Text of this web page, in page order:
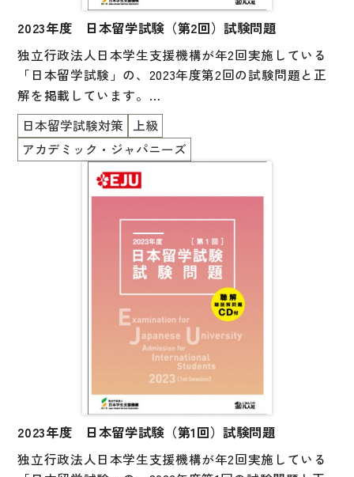
ロシア語辞典
各国語辞典
国語辞典
漢字・漢和辞典
語学・文法辞典
表現・用字用語辞典
教師用参考書
文章・談話・表現
文法
表記
2023年度 日本留学試験（第2回）試験問題
独立行政法人日本学生支援機構が年2回実施している
「日本留学試験」の、 2023年度第2回の試験問題と正
解を掲載しています。
一冊に「日本語」「理科」「総合科目」「数学（コー
ス 1 ／コース 2）」がすべて掲載されています。
また、「日本語」以外の科目の英語版も掲載されてい
付属の CD には日本語科目の「聴解・聴読解」の音声
が収録されており、巻末には参考資料として実施要
項、応募者数・受験者数一覧、試験会場一覧、シラバ
ス（出題範囲）、音声スクリプトが掲載されていま
す。聴解・聴読解音声CD付。
受験指導をなさる方と受験者に必携の一冊です。
日本留学試験対策
上級
アカデミック・ジャパニーズ
2023年度 日本留学試験（第1回）試験問題
独立行政法人日本学生支援機構が年2回実施している